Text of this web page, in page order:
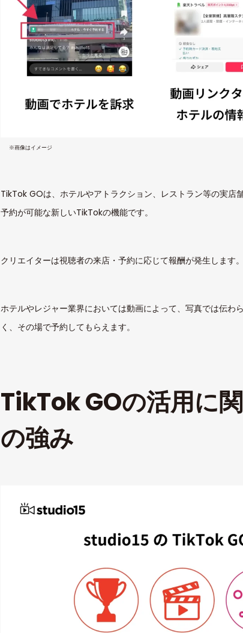
※画像はイメージ
TikTok GOは、ホテルやアトラクション、レストラン等の実店
予約が可能な新しいTikTokの機能です。
クリエイターは視聴者の来店・予約に応じて報酬が発生します。
ホテルやレジャー業界においては動画によって、写真では伝わ
く、その場で予約してもらえます。
TikTok GOの活用に
の強み